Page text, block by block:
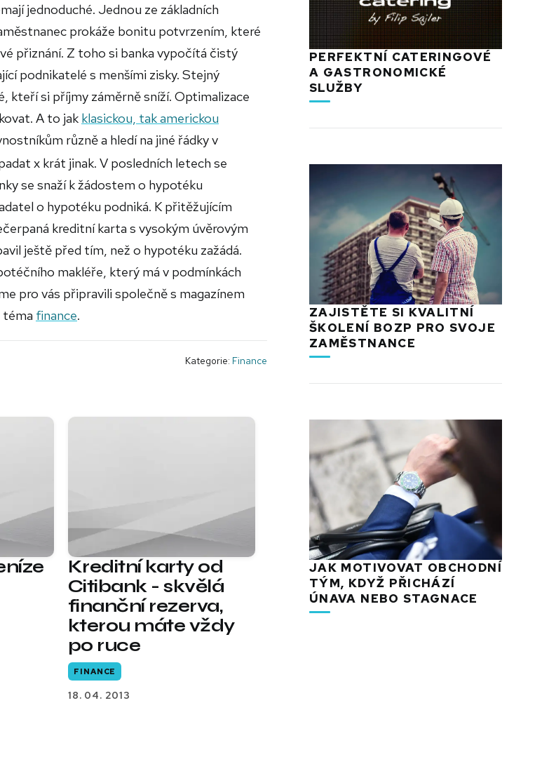
jednoduché. Jednou ze základních
prokáže bonitu potvrzením, které
přiznání. Z toho si banka vypočítá čistý
podnikatelé s menšími zisky. Stejný
kteří si příjmy záměrně sníží. Optimalizace
A to jak klasickou, tak americkou
různě a hledí na jiné řádky v
x krát jinak. V posledních letech se
se snaží k žádostem o hypotéku
o hypotéku podniká. K přitěžujícím
kreditní karta s vysokým úvěrovým
ještě před tím, než o hypotéku zažádá.
makléře, který má v podmínkách
pro vás připravili společně s magazínem
téma finance.
Kategorie: Finance
Kreditní karty od
Citibank - skvělá
finanční rezerva,
kterou máte vždy
po ruce
FINANCE
18. 04. 2013
PERFEKTNÍ CATERINGOVÉ
A GASTRONOMICKÉ
SLUŽBY
ZAJISTĚTE SI KVALITNÍ
ŠKOLENÍ BOZP PRO SVOJE
ZAMĚSTNANCE
JAK MOTIVOVAT OBCHODNÍ
TÝM, KDYŽ PŘICHÁZÍ
ÚNAVA NEBO STAGNACE